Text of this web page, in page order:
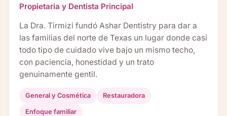
Propietaria y Dentista Principal
La Dra. Tirmizi fundó Ashar Dentistry para dar a
las familias del norte de Texas un lugar donde casi
todo tipo de cuidado vive bajo un mismo techo,
con paciencia, honestidad y un trato
genuinamente gentil.
General y Cosmética Restauradora
Enfoque familiar